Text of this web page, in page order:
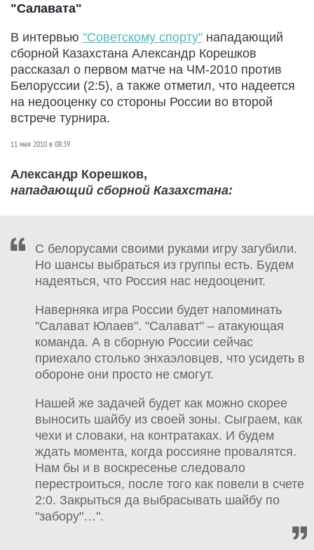
"Салавата"
В интервью "Советскому спорту" нападающий
сборной Казахстана Александр Корешков
рассказал о первом матче на ЧМ-2010 против
Белоруссии (2:5), а также отметил, что надеется
на недооценку со стороны России во второй
встрече турнира.
11 мая 2010 в 08:39
Александр Корешков,
нападающий сборной Казахстана:
С белорусами своими руками игру загубили.
Но шансы выбраться из группы есть. Будем
надеяться, что Россия нас недооценит.
Наверняка игра России будет напоминать
"Салават Юлаев". "Салават" – атакующая
команда. А в сборную России сейчас
приехало столько энхаэловцев, что усидеть в
обороне они просто не смогут.
Нашей же задачей будет как можно скорее
выносить шайбу из своей зоны. Сыграем, как
чехи и словаки, на контратаках. И будем
ждать момента, когда россияне провалятся.
Нам бы и в воскресенье следовало
перестроиться, после того как повели в счете
2:0. Закрыться да выбрасывать шайбу по
"забору"…".